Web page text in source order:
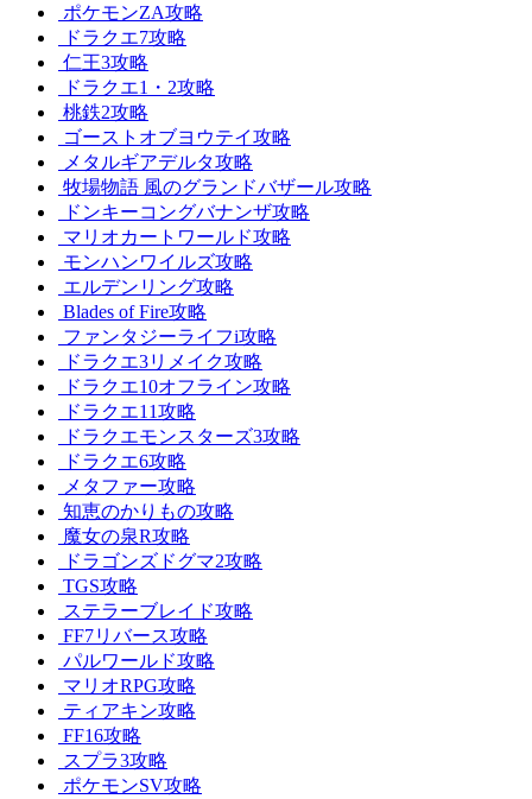
ポケモンZA攻略
ドラクエ7攻略
仁王3攻略
ドラクエ1・2攻略
桃鉄2攻略
ゴーストオブヨウテイ攻略
メタルギアデルタ攻略
牧場物語 風のグランドバザール攻略
ドンキーコングバナンザ攻略
マリオカートワールド攻略
モンハンワイルズ攻略
エルデンリング攻略
Blades of Fire攻略
ファンタジーライフi攻略
ドラクエ3リメイク攻略
ドラクエ10オフライン攻略
ドラクエ11攻略
ドラクエモンスターズ3攻略
ドラクエ6攻略
メタファー攻略
知恵のかりもの攻略
魔女の泉R攻略
ドラゴンズドグマ2攻略
TGS攻略
ステラーブレイド攻略
FF7リバース攻略
パルワールド攻略
マリオRPG攻略
ティアキン攻略
FF16攻略
スプラ3攻略
ポケモンSV攻略